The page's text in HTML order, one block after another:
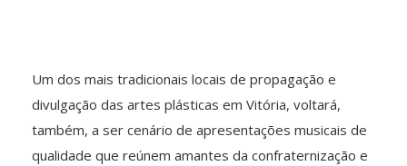
Um dos mais tradicionais locais de propagação e
divulgação das artes plásticas em Vitória, voltará,
também, a ser cenário de apresentações musicais de
qualidade que reúnem amantes da confraternização e